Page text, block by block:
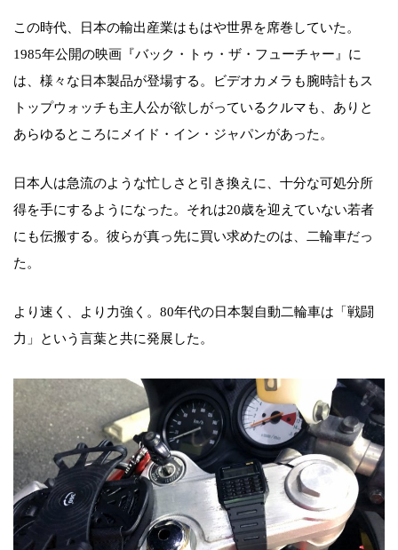
この時代、日本の輸出産業はもはや世界を席巻していた。
1985年公開の映画『バック・トゥ・ザ・フューチャー』に
は、様々な日本製品が登場する。ビデオカメラも腕時計もス
トップウォッチも主人公が欲しがっているクルマも、ありと
あらゆるところにメイド・イン・ジャパンがあった。
日本人は急流のような忙しさと引き換えに、十分な可処分所
得を手にするようになった。それは20歳を迎えていない若者
にも伝搬する。彼らが真っ先に買い求めたのは、二輪車だっ
た。
より速く、より力強く。80年代の日本製自動二輪車は「戦闘
力」という言葉と共に発展した。